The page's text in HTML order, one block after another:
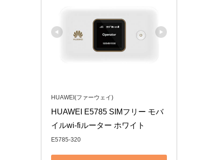
HUAWEI(ファーウェイ)
HUAWEI E5785 SIMフリー モバ
イルwi-fiルーター ホワイト
E5785-320